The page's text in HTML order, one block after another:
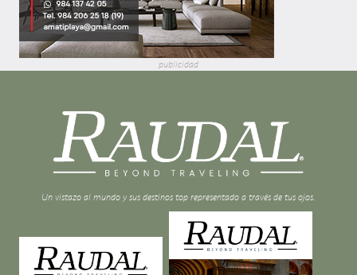
publicidad
Un vistazo al mundo y sus destinos top representado a través de tus ojos.